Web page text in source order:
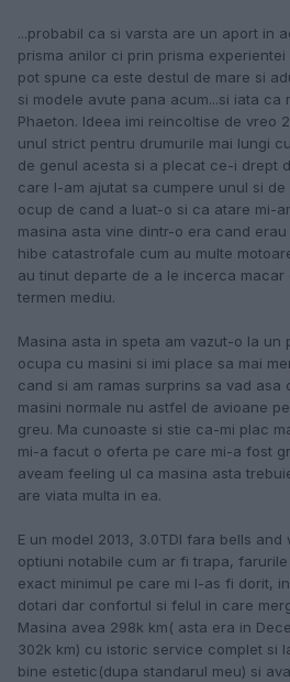
...probabil ca si varsta are un aport in
prisma anilor ci prin prisma
pot spune ca este destul de mare si
si modele avute pana acum...si iata ca
Phaeton. Ideea imi reincoltise de vreo
unul strict pentru drumurile mai lungi
de genul acesta si a plecat ce-i drept
care l-am ajutat sa cumpere unul si
ocup de cand a luat-o si ca atare mi-
masina asta vine dintr-o era cand
hibe catastrofale cum au multe
au tinut departe de a le incerca macar
termen mediu.
Masina asta in speta am vazut-o la un
ocupa cu masini si imi place sa mai
cand si am ramas surprins sa vad asa
masini normale nu astfel de avioane
greu. Ma cunoaste si stie ca-mi plac
mi-a facut o oferta pe care mi-a fost
aveam feeling ul ca masina asta
are viata multa in ea.
E un model 2013, 3.0TDI fara bells
optiuni notabile cum ar fi trapa,
exact minimul pe care mi l-as fi dorit,
dotari dar confortul si felul in care
Masina avea 298k km( asta era in
302k km) cu istoric service complet si
bine estetic(dupa standarul meu) si